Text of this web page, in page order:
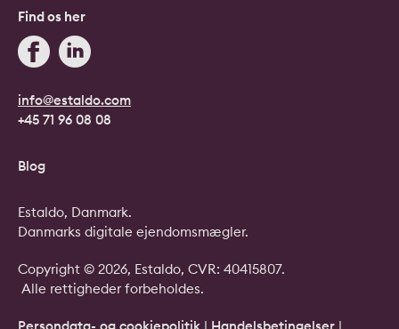
info@estaldo.com
+45 71 96 08 08
Find os her
Blog
Copyright © 2026, Estaldo, CVR: 40415807.
Alle rettigheder forbeholdes.
Persondata- og cookiepolitik | Handelsbetingelser |
Estaldo, Danmark.
Danmarks digitale ejendomsmægler.